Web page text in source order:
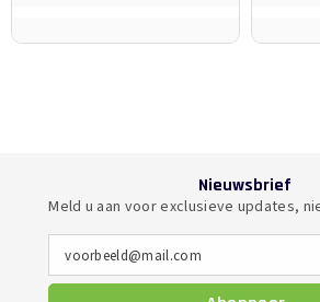
Nieuwsbrief
Meld u aan voor exclusieve updates,
voorbeeld@mail.com